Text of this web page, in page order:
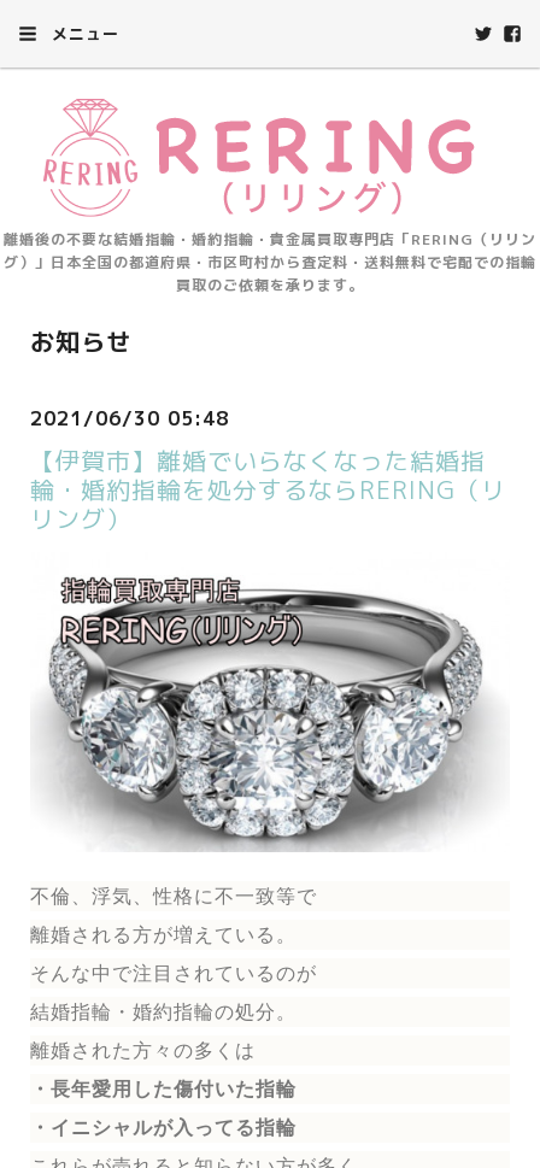
メニュー
離婚後の不要な結婚指輪・婚約指輪・貴金属買取専門店「RERING（リリン
グ）」日本全国の都道府県・市区町村から査定料・送料無料で宅配での指輪
買取のご依頼を承ります。
お知らせ
2021/06/30 05:48
【伊賀市】離婚でいらなくなった結婚指
輪・婚約指輪を処分するならRERING（リ
リング）
不倫、浮気、性格に不一致等で
離婚される方が増えている。
そんな中で注目されているのが
結婚指輪 ・婚約指輪の処分。
離婚された方々の多くは
・長年愛用した傷付いた指輪
・イニシャルが入ってる指輪